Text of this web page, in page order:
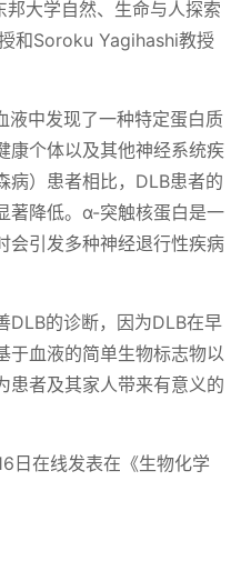
大学自然、生命与人探索
和Soroku Yagihashi教授
液中发现了一种特定蛋白质
康个体以及其他神经系统疾
病）患者相比，DLB患者的
著降低。α-突触核蛋白是一
会引发多种神经退行性疾病
DLB的诊断，因为DLB在早
于血液的简单生物标志物以
患者及其家人带来有意义的
日在线发表在《生物化学